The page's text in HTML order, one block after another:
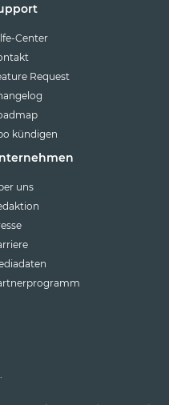
Center
Request
kündigen
uns